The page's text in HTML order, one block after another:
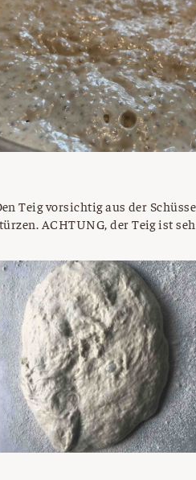
Teig vorsichtig aus der
ACHTUNG, der Teig ist